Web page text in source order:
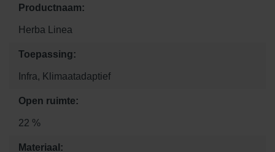
Productnaam:
Herba Linea
Toepassing:
Infra, Klimaatadaptief
Open ruimte:
22 %
Materiaal: